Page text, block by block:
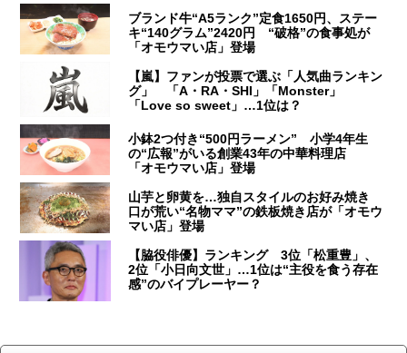
ブランド牛“A5ランク”定食1650円、ステー
キ“140グラム”2420円 “破格”の食事処が
「オモウマい店」登場
【嵐】ファンが投票で選ぶ「人気曲ランキン
グ」 「A・RA・SHI」「Monster」
「Love so sweet」…1位は？
小鉢2つ付き“500円ラーメン” 小学4年生
の“広報”がいる創業43年の中華料理店
「オモウマい店」登場
山芋と卵黄を…独自スタイルのお好み焼き
口が荒い“名物ママ”の鉄板焼き店が「オモウ
マい店」登場
【脇役俳優】ランキング 3位「松重豊」、
2位「小日向文世」…1位は“主役を食う存在
感”のバイプレーヤー？